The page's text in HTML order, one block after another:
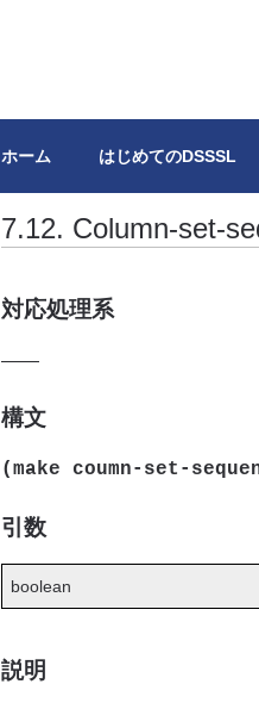
DSSSL.info
ホーム はじめてのDSSSL
7.12. Column-set-
対応処理系
――
構文
(make coumn-set-
引数
boolean
説明